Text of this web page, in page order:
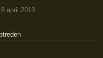
april 2013